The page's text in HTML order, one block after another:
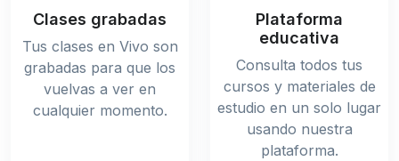
Clases grabadas
Tus clases en Vivo son
grabadas para que los
vuelvas a ver en
cualquier momento.
Plataforma
educativa
Consulta todos tus
cursos y materiales de
estudio en un solo lugar
usando nuestra
plataforma.